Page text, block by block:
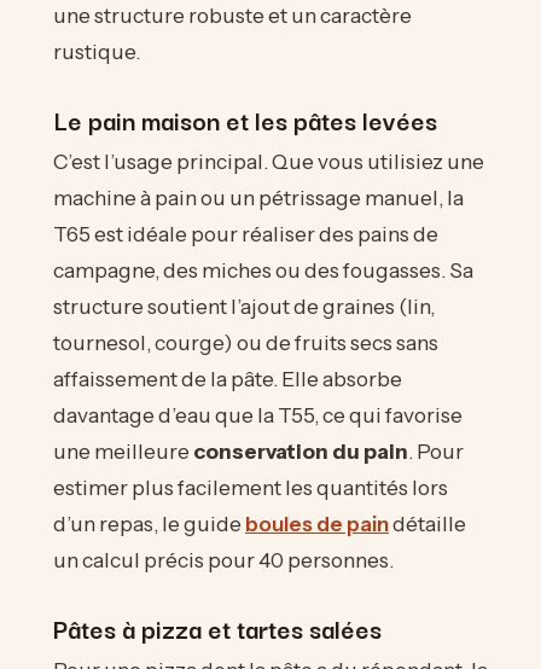
une structure robuste et un caractère
rustique.
Le pain maison et les pâtes levées
C’est l’usage principal. Que vous utilisiez une
machine à pain ou un pétrissage manuel, la
T65 est idéale pour réaliser des pains de
campagne, des miches ou des fougasses. Sa
structure soutient l’ajout de graines (lin,
tournesol, courge) ou de fruits secs sans
affaissement de la pâte. Elle absorbe
davantage d’eau que la T55, ce qui favorise
une meilleure conservation du pain. Pour
estimer plus facilement les quantités lors
d’un repas, le guide boules de paindétaille
un calcul précis pour 40 personnes.
Pâtes à pizza et tartes salées